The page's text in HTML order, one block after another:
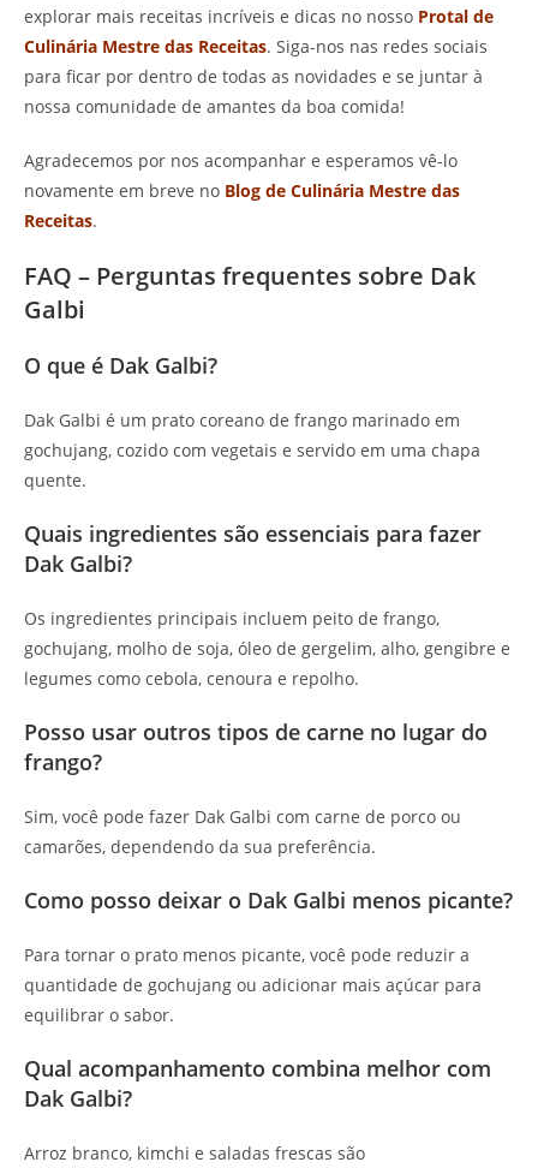
explorar mais receitas incríveis e dicas no nosso Protal de
Culinária Mestre das Receitas. Siga-nos nas redes sociais
para ficar por dentro de todas as novidades e se juntar à
nossa comunidade de amantes da boa comida!
Agradecemos por nos acompanhar e esperamos vê-lo
novamente em breve no Blog de Culinária Mestre das
Receitas.
FAQ – Perguntas frequentes sobre Dak
Galbi
O que é Dak Galbi?
Dak Galbi é um prato coreano de frango marinado em
gochujang, cozido com vegetais e servido em uma chapa
quente.
Quais ingredientes são essenciais para fazer
Dak Galbi?
Os ingredientes principais incluem peito de frango,
gochujang, molho de soja, óleo de gergelim, alho, gengibre e
legumes como cebola, cenoura e repolho.
Posso usar outros tipos de carne no lugar do
frango?
Sim, você pode fazer Dak Galbi com carne de porco ou
camarões, dependendo da sua preferência.
Como posso deixar o Dak Galbi menos picante?
Para tornar o prato menos picante, você pode reduzir a
quantidade de gochujang ou adicionar mais açúcar para
equilibrar o sabor.
Qual acompanhamento combina melhor com
Dak Galbi?
Arroz branco, kimchi e saladas frescas são